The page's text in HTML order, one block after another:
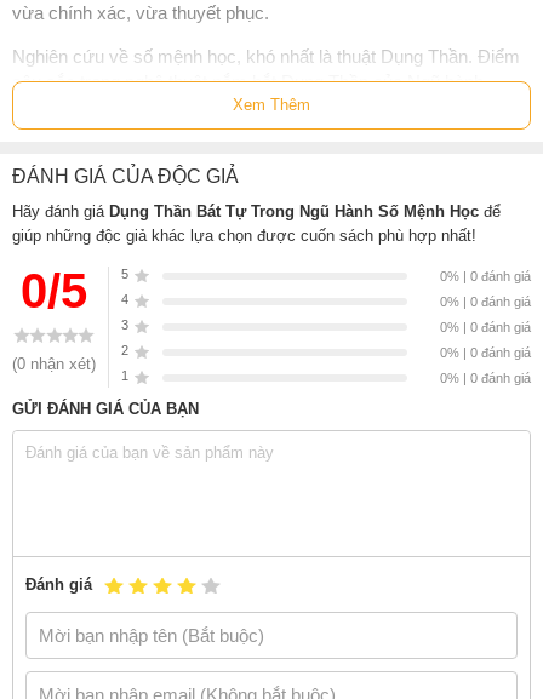
vừa chính xác, vừa thuyết phục.
Nghiên cứu về số mệnh học, khó nhất là thuật Dụng Thần. Điểm
sâu sắc trong nghệ thuật nắm bắt Dụng Thần của Ngũ hành
chính là sự biến hóa vô lường, cho nên dù có đọc qua một số tài
liệu tham khảo chuyên ngành về phương pháp này nhưng nhiều
hệ thống chuyên luận mà tác giả sẽ trình bày đầy đủ bằng cách
chia hệ thống này thành 5 thành phần "Mạng Mộc, Mạng Hỏa,
Mạng Thổ, Mạng Kim, Mạng Thủy" nhằm giải thích một cách cặn
12 Nguyệt Lệnh địa chi).
Đặc điểm của sách là, thông qua cách học lý luận kết hợp với
những dữ liệu được cung cấp cụ thể, bạn đọc sẽ dễ lĩnh hội thông
suốt cách nắm bắt và vận dụng, từ từ theo thời gian, những điểm
mấu chốt trong môn học này.
Sách Dụng Thần Bát Tự Trong Ngũ Hành Số Mệnh Học
Xem Thêm
ĐÁNH GIÁ CỦA ĐỘC GIẢ
Hãy đánh giá Dụng Thần Bát Tự Trong Ngũ Hành Số Mệnh Học để
giúp những độc giả khác lựa chọn được cuốn sách phù hợp nhất!
0/5
(0 nhận xét)
5
0% | 0 đánh giá
4
0% | 0 đánh giá
3
0% | 0 đánh giá
2
0% | 0 đánh giá
1
0% | 0 đánh giá
GỬI ĐÁNH GIÁ CỦA BẠN
Đánh giá